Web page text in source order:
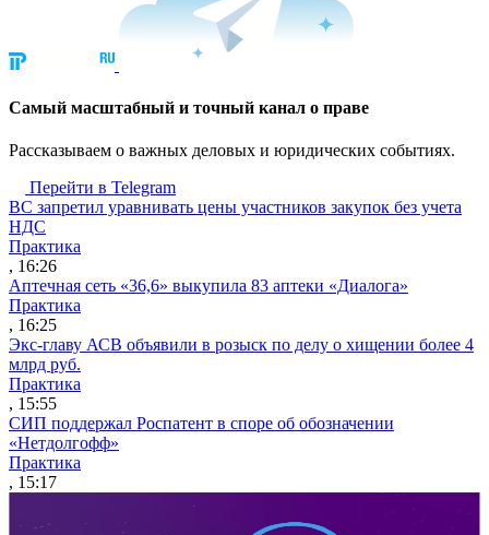
Cамый масштабный и точный канал о праве
Рассказываем о важных деловых и юридических событиях.
Перейти в Telegram
ВС запретил уравнивать цены участников закупок без учета
НДС
Практика
, 16:26
Аптечная сеть «36,6» выкупила 83 аптеки «Диалога»
Практика
, 16:25
Экс-главу АСВ объявили в розыск по делу о хищении более 4
млрд руб.
Практика
, 15:55
СИП поддержал Роспатент в споре об обозначении
«Нетдолгофф»
Практика
, 15:17